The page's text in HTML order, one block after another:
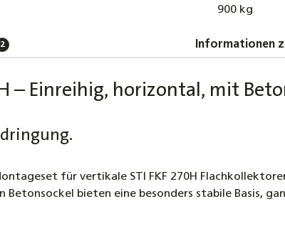
DN20
STI
900 kg
2 Informationen
– Einreihig, horizontal, mit
für vertikale STI FKF 270H
bieten eine besonders stabile Basis,